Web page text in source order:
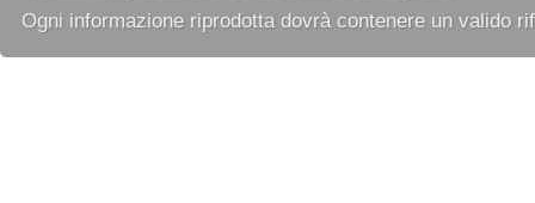
Ogni informazione riprodotta dovrà contenere un valido